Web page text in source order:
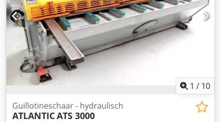
1 / 10
Guillotineschaar - hydraulisch
ATLANTICATS 3000